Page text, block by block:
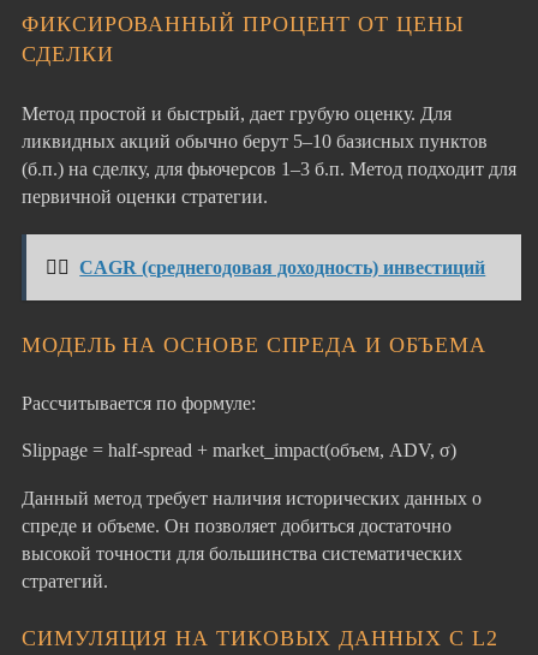
ФИКСИРОВАННЫЙ ПРОЦЕНТ ОТ ЦЕНЫ
СДЕЛКИ
Метод простой и быстрый, дает грубую оценку. Для
ликвидных акций обычно берут 5–10 базисных пунктов
(б.п.) на сделку, для фьючерсов 1–3 б.п. Метод подходит для
первичной оценки стратегии.
👉🏻 CAGR (среднегодовая доходность) инвестиций
МОДЕЛЬ НА ОСНОВЕ СПРЕДА И ОБЪЕМА
Рассчитывается по формуле:
Slippage = half-spread + market_impact(объем, ADV, σ)
Данный метод требует наличия исторических данных о
спреде и объеме. Он позволяет добиться достаточно
высокой точности для большинства систематических
стратегий.
СИМУЛЯЦИЯ НА ТИКОВЫХ ДАННЫХ С L2